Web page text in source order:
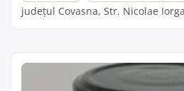
județul Covasna, Str. Nicolae